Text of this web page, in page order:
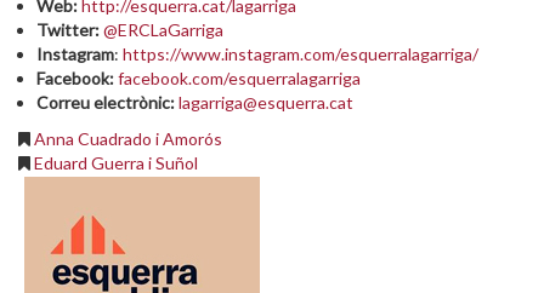
Web: http://esquerra.cat/lagarriga
Twitter:@ERCLaGarriga
Instagram: https://www.instagram.com/esquerralagarriga/
Facebook:facebook.com/esquerralagarriga
Correu electrònic:lagarriga@esquerra.cat
Anna Cuadrado i Amorós
Eduard Guerra i Suñol